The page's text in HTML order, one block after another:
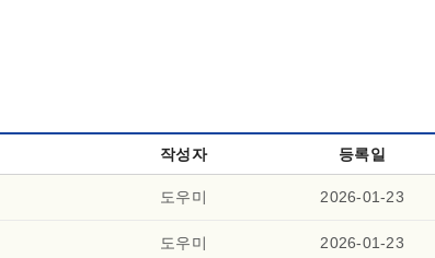
작성자 등록일
도우미 2026-01-23
도우미 2026-01-23